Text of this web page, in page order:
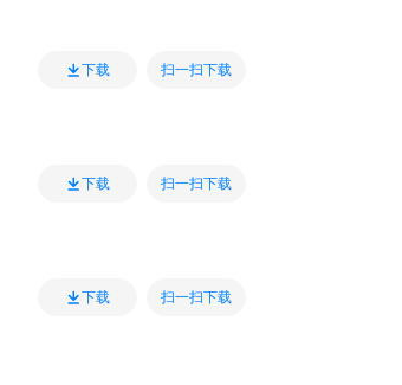
下载 扫一扫下载
下载 扫一扫下载
下载 扫一扫下载